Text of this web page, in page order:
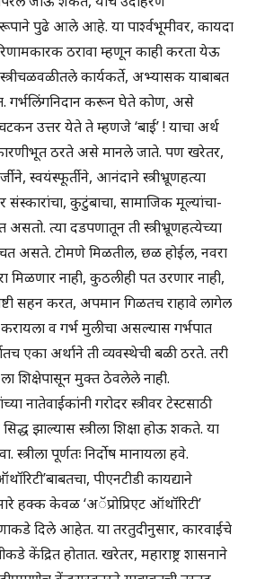
रूपाने पुढे आले आहे. या पार्श्वभूमीवर, कायदा
ठरावा म्हणून काही करता येऊ
कार्यकर्ते, अभ्यासक याबाबत
गर्भलिंगनिदान करून घेते कोण, असे
उत्तर येते ते म्हणजे ‘बाई’ ! याचा अर्थ
कारणीभूत ठरते असे मानले जाते. पण खरेतर,
स्वयंस्फूर्तीने, आनंदाने स्त्रीभ्रूणहत्या
संस्कारांचा, कुटुंबाचा, सामाजिक मूल्यांचा-
असतो. त्या दडपणातून ती स्त्रीभ्रूणहत्येच्या
असते. टोमणे मिळतील, छळ होईल, नवरा
मिळणार नाही, कुठलीही पत उरणार नाही,
सहन करत, अपमान गिळतच राहावे लागेल
करायला व गर्भ मुलीचा असल्यास गर्भपात
एका अर्थाने ती व्यवस्थेची बळी ठरते. तरी
ला शिक्षेपासून मुक्त ठेवलेले नाही.
नातेवाईकांनी गरोदर स्त्रीवर टेस्टसाठी
झाल्यास स्त्रीला शिक्षा होऊ शकते. या
पूर्णतः निर्दोष मानायला हवे.
पीएनटीडी कायद्याने
हक्क केवळ ‘अॅप्रोप्रिएट ऑथॉरिटी’
दिले आहेत. या तरतुदीनुसार, कारवाईचे
केंद्रित होतात. खरेतर, महाराष्ट्र शासनाने